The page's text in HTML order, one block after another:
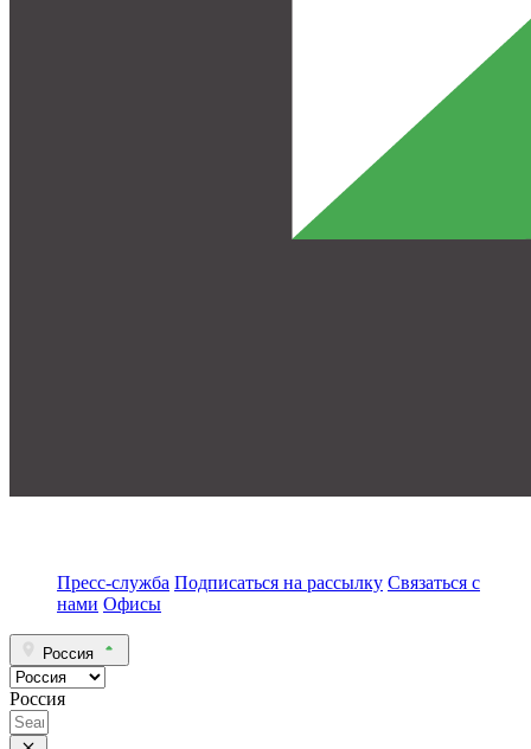
Пресс-служба Подписаться на рассылку Связаться с
нами Офисы
Россия
Россия